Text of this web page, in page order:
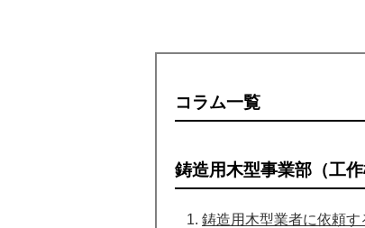
コラム一覧
鋳造用木型事業部（工
鋳造用木型業者に依頼